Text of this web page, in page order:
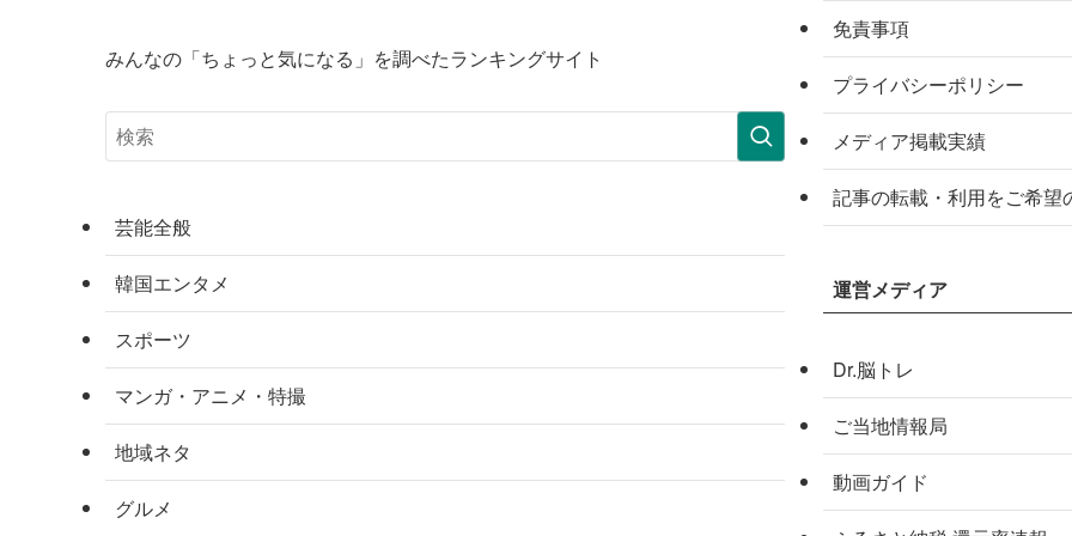
みんなの「ちょっと気になる」を調べたランキングサイト
芸能全般
韓国エンタメ
スポーツ
マンガ・アニメ・特撮
地域ネタ
グルメ
免責事項
プライバシーポリシー
メディア掲載実績
記事の転載・利用をご希望
運営メディア
Dr.脳トレ
ご当地情報局
動画ガイド